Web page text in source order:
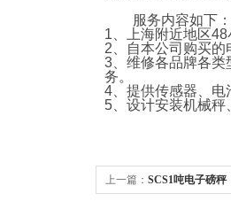
服务内容如下：
1 、上海附近地区48
2 、自本公司购买
3 、维修各品牌各
务。
4 、提供传感器、
5 、设计安装机械
上一篇： SCS1吨电子磅